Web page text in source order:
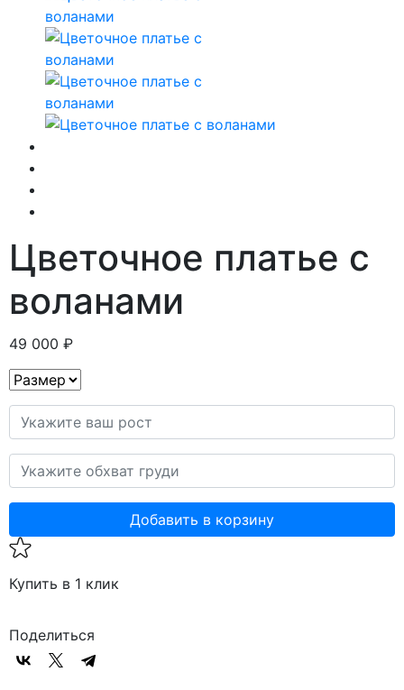
Цветочное платье с
воланами
49 000 ₽
Добавить в корзину
Купить в 1 клик
Поделиться